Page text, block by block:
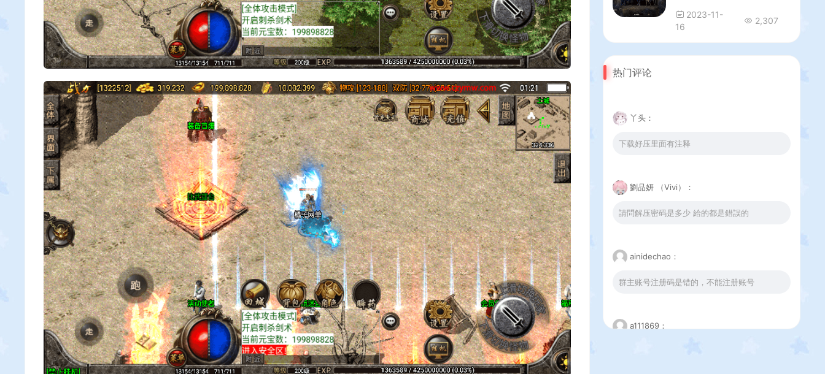
2023-11-
16
2,307
热门评论
丫头：
下载好压里面有注释
劉品妍 （Vivi）：
請問解压密码是多少 給的都是錯誤的
ainidechao：
群主账号注册码是错的，不能注册账号
a111869：